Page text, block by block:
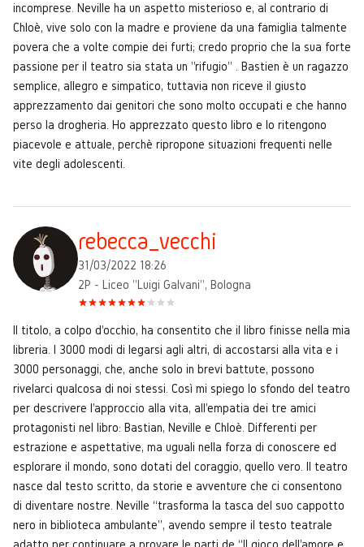
incomprese. Neville ha un aspetto misterioso e, al contrario di
Chloè, vive solo con la madre e proviene da una famiglia talmente
povera che a volte compie dei furti; credo proprio che la sua forte
passione per il teatro sia stata un "rifugio" . Bastien è un ragazzo
semplice, allegro e simpatico, tuttavia non riceve il giusto
apprezzamento dai genitori che sono molto occupati e che hanno
perso la drogheria. Ho apprezzato questo libro e lo ritengono
piacevole e attuale, perchè ripropone situazioni frequenti nelle
vite degli adolescenti.
rebecca_vecchi
31/03/2022 18:26
2P - Liceo "Luigi Galvani", Bologna
Il titolo, a colpo d'occhio, ha consentito che il libro finisse nella mia
libreria. I 3000 modi di legarsi agli altri, di accostarsi alla vita e i
3000 personaggi, che, anche solo in brevi battute, possono
rivelarci qualcosa di noi stessi. Così mi spiego lo sfondo del teatro
per descrivere l'approccio alla vita, all'empatia dei tre amici
protagonisti nel libro: Bastian, Neville e Chloè. Differenti per
estrazione e aspettative, ma uguali nella forza di conoscere ed
esplorare il mondo, sono dotati del coraggio, quello vero. Il teatro
nasce dal testo scritto, da storie e avventure che ci consentono
di diventare nostre. Neville “trasforma la tasca del suo cappotto
nero in biblioteca ambulante”, avendo sempre il testo teatrale